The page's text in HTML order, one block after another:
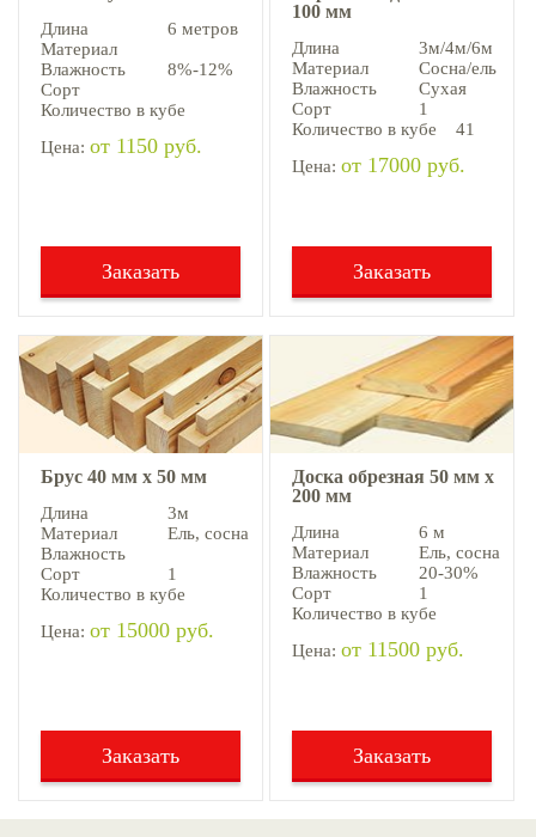
Длина
6 метров
Материал
Влажность
8%-12%
Сорт
Количество в кубе
Цена: от 1150 руб.
Заказать
100 мм
Длина
3м/4м/6м
Материал
Сосна/ель
Влажность
Сухая
Сорт
1
Количество в кубе
41
Цена: от 17000 руб.
Заказать
Брус 40 мм х 50 мм
Длина
3м
Материал
Ель, cосна
Влажность
Сорт
1
Количество в кубе
Цена: от 15000 руб.
Заказать
Доска обрезная 50 мм х
200 мм
Длина
6 м
Материал
Ель, cосна
Влажность
20-30%
Сорт
1
Количество в кубе
Цена: от 11500 руб.
Заказать